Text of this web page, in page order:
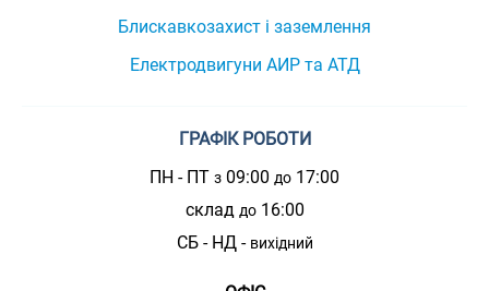
Блискавкозахист і заземлення
Електродвигуни АИР та АТД
ГРАФІК РОБОТИ
ПН - ПТ з 09:00 до 17:00
склад до16:00
СБ - НД - вихідний